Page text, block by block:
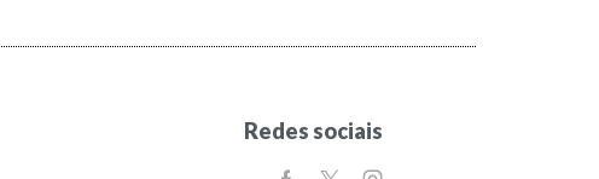
Redes sociais